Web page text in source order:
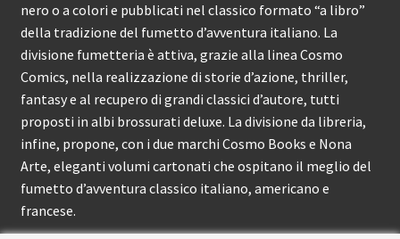
nero o a colori e pubblicati nel classico formato “a libro”
della tradizione del fumetto d’avventura italiano. La
divisione fumetteria è attiva, grazie alla linea Cosmo
Comics, nella realizzazione di storie d’azione, thriller,
fantasy e al recupero di grandi classici d’autore, tutti
proposti in albi brossurati deluxe. La divisione da libreria,
infine, propone, con i due marchi Cosmo Books e Nona
Arte, eleganti volumi cartonati che ospitano il meglio del
fumetto d’avventura classico italiano, americano e
francese.